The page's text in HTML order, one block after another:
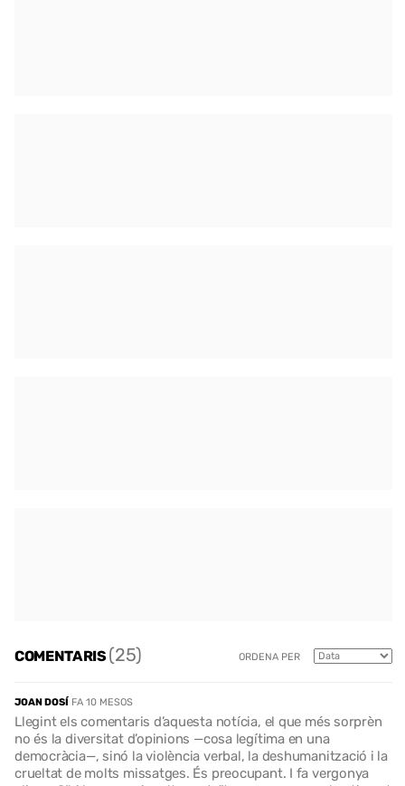
COMENTARIS(25) ORDENA PER
JOAN DOSÍ FA 10 MESOS
Llegint els comentaris d’aquesta notícia, el que més sorprèn
no és la diversitat d’opinions —cosa legítima en una
democràcia—, sinó la violència verbal, la deshumanització i la
crueltat de molts missatges. És preocupant. I fa vergonya